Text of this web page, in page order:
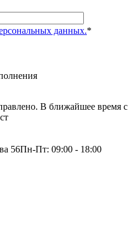
данных.*
В ближайшее время с
56Пн-Пт: 09:00 - 18:00